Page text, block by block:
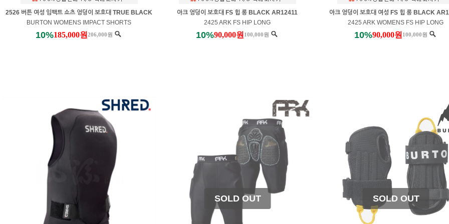
2526 버튼 여성 임팩트 쇼츠 엉덩이 보호대 TRUE BLACK
BURTON WOMENS IMPACT SHORTS
10%185,000원 206,000원
아크 엉덩이 보호대 FS 힙 롱 BLACK AR12411
2425 ARK FS HIP LONG
10%90,000원 100,000원
아크 엉덩이 보호대 여성 FS 힙 롱 BLACK
2425 ARK WOMENS FS HIP LONG
10%90,000원 100,000원